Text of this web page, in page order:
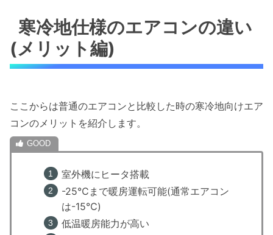
寒冷地仕様のエアコンの違い
(メリット編)
ここからは普通のエアコンと比較した時の寒冷地向けエア
コンのメリットを紹介します。
室外機にヒータ搭載
-25℃まで暖房運転可能(通常エアコン
は-15℃)
低温暖房能力が高い